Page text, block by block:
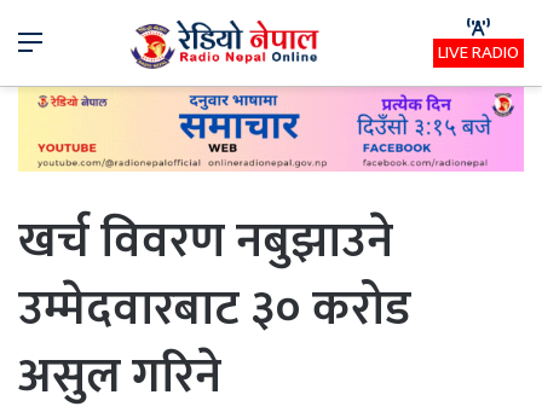
Menu LIVE RADIO
खर्च विवरण नबुझाउने
उम्मेदवारबाट ३० करोड
असुल गरिने